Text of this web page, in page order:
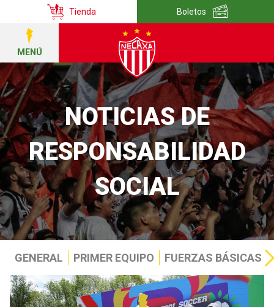
Tienda Boletos
MENÚ
NOTICIAS DE
RESPONSABILIDAD
SOCIAL
GENERAL PRIMER EQUIPO FUERZAS BÁSICAS